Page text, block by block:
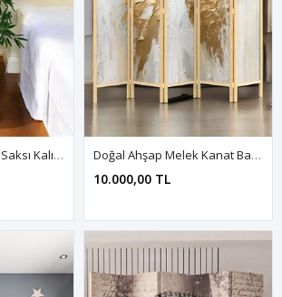
Yapay Çiçek Beyaz Saksı Kalın Bambu Ağaç 180 Cm Yükseklik Doğal Ahşap Melek Kanat Baskılı 5 Kanat Paravan Seperatör Oda Bölme
10.000,00 TL